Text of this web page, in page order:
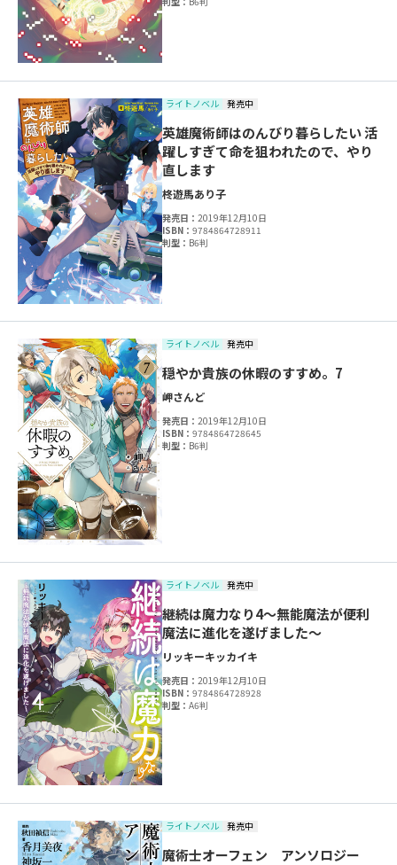
ライトノベル 発売中
英雄魔術師はのんびり暮らしたい 活
躍しすぎて命を狙われたので、やり
直します
柊遊馬あり子
発売日：2019年12月10日
ISBN：9784864728911
判型： B6判
ライトノベル 発売中
穏やか貴族の休暇のすすめ。7
岬さんど
発売日：2019年12月10日
ISBN：9784864728645
判型： B6判
ライトノベル 発売中
継続は魔力なり4～無能魔法が便利
魔法に進化を遂げました～
リッキーキッカイキ
発売日：2019年12月10日
ISBN：9784864728928
判型：A6判
ライトノベル 発売中
魔術士オーフェン アンソロジー